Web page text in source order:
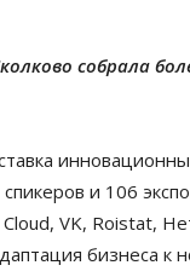
собрала
и 106
VK, Roistat,
бизнеса